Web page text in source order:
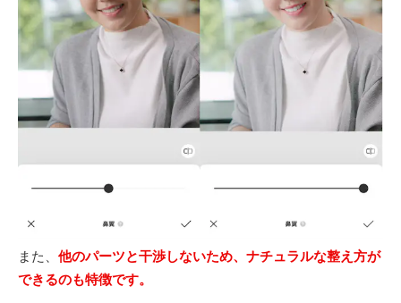
また、 他のパーツと干渉しないため、ナチュラルな整え方が
できるのも特徴です。